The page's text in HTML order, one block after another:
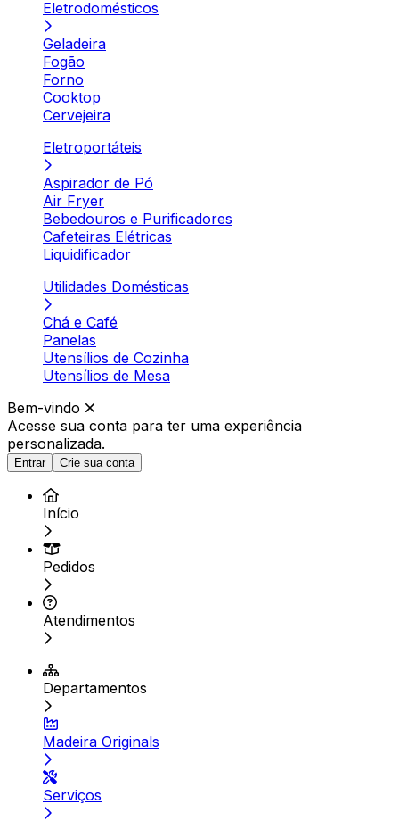
Eletrodomésticos
Geladeira
Fogão
Forno
Cooktop
Cervejeira
Eletroportáteis
Aspirador de Pó
Air Fryer
Bebedouros e Purificadores
Cafeteiras Elétricas
Liquidificador
Utilidades Domésticas
Chá e Café
Panelas
Utensílios de Cozinha
Utensílios de Mesa
Bem-vindo
Acesse sua conta para ter uma experiência
personalizada.
Entrar Crie sua conta
Início
Pedidos
Atendimentos
Departamentos
Madeira Originals
Serviços